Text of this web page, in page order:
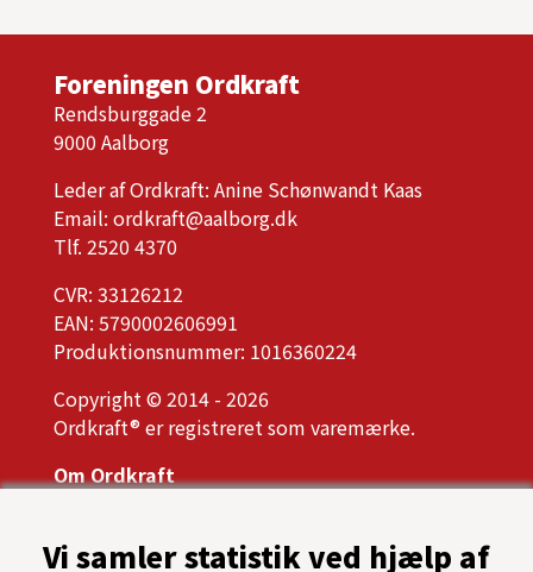
Foreningen Ordkraft
Rendsburggade 2
9000 Aalborg
Leder af Ordkraft: Anine Schønwandt Kaas
Email: ordkraft@aalborg.dk
Tlf. 2520 4370
CVR: 33126212
EAN: 5790002606991
Produktionsnummer: 1016360224
Copyright © 2014 - 2026
Ordkraft® er registreret som varemærke.
Om Ordkraft
Presse
Vi samler statistik ved hjælp af